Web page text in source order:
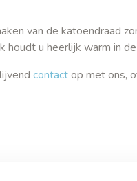
van de katoendraad
houdt u heerlijk warm in
contactop met ons,